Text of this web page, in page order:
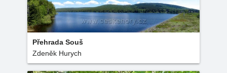
Přehrada Souš
Zdeněk Hurych